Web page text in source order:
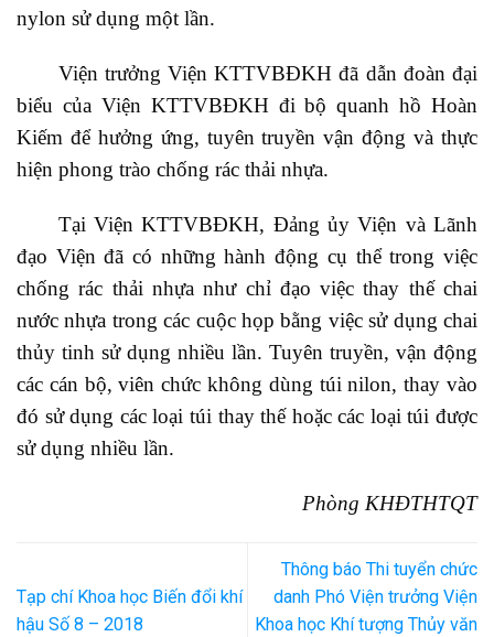
nylon sử dụng một lần.
Viện trưởng Viện KTTVBĐKH đã dẫn đoàn đại
biểu của Viện KTTVBĐKH đi bộ quanh hồ Hoàn
Kiếm để hưởng ứng, tuyên truyền vận động và thực
hiện phong trào chống rác thải nhựa.
Tại Viện KTTVBĐKH, Đảng ủy Viện và Lãnh
đạo Viện đã có những hành động cụ thể trong việc
chống rác thải nhựa như chỉ đạo việc thay thế chai
nước nhựa trong các cuộc họp bằng việc sử dụng chai
thủy tinh sử dụng nhiều lần. Tuyên truyền, vận động
các cán bộ, viên chức không dùng túi nilon, thay vào
đó sử dụng các loại túi thay thế hoặc các loại túi được
sử dụng nhiều lần.
Phòng KHĐTHTQT
Tạp chí Khoa học Biến đổi khí
hậu Số 8 – 2018
Thông báo Thi tuyển chức
danh Phó Viện trưởng Viện
Khoa học Khí tượng Thủy văn